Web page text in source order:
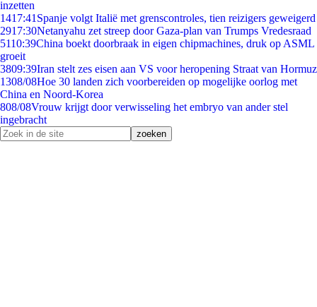
inzetten
1417:41 Spanje volgt Italië met grenscontroles, tien reizigers geweigerd
2917:30Netanyahu zet streep door Gaza-plan van Trumps Vredesraad
5110:39China boekt doorbraak in eigen chipmachines, druk op ASML
groeit
3809:39Iran stelt zes eisen aan VS voor heropening Straat van Hormuz
1308/08Hoe 30 landen zich voorbereiden op mogelijke oorlog met
China en Noord-Korea
808/08Vrouw krijgt door verwisseling het embryo van ander stel
ingebracht